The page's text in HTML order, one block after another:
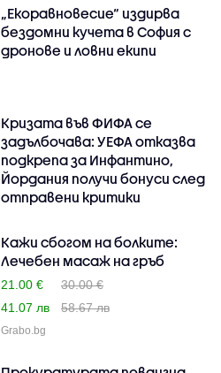
„Екоравновесие“ издирва
бездомни кучета в София с
дронове и ловни екипи
Кризата във ФИФА се
задълбочава: УЕФА отказва
подкрепа за Инфантино,
Йордания получи бонуси след
отправени критики
Кажи сбогом на болките:
Лечебен масаж на гръб
21.00 €
30.00 €
41.07 лв
58.67 лв
Grabo.bg